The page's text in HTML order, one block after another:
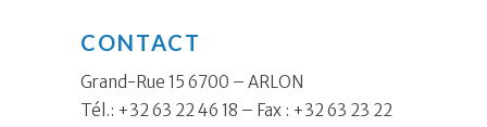
CONTACT
Grand-Rue 15 6700 – ARLON
Tél.: +32 63 22 46 18 – Fax : +32 63 23 22